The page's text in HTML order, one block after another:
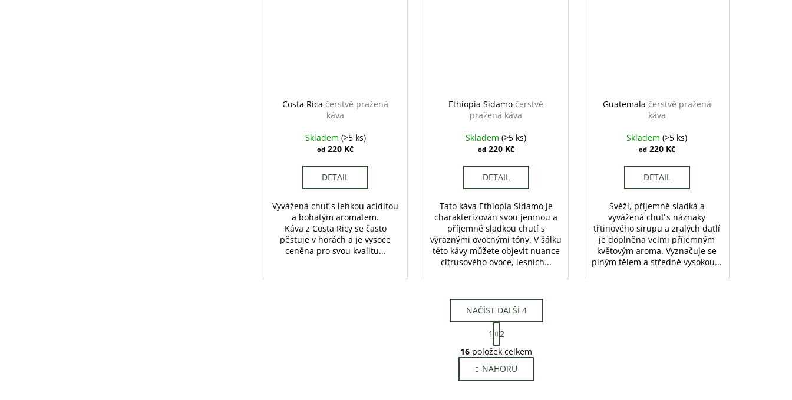
Costa Ricačerstvě pražená
káva
Skladem (>5 ks)
od 220 Kč
DETAIL
Vyvážená chuť s lehkou aciditou
a bohatým aromatem.
Káva z Costa Ricy se často
pěstuje v horách a je vysoce
ceněna pro svou kvalitu...
Ethiopia Sidamočerstvě
pražená káva
Skladem(>5 ks)
od220 Kč
DETAIL
Tato káva Ethiopia Sidamo je
charakterizován svou jemnou a
příjemně sladkou chutí s
výraznými ovocnými tóny. V šálku
této kávy můžete objevit nuance
citrusového ovoce, lesních...
Guatemala čerstvě pražená
káva
Skladem(>5 ks)
od220 Kč
DETAIL
Svěží, příjemně sladká a
vyvážená chuť s náznaky
třtinového sirupu a zralých datlí
je doplněna velmi příjemným
květovým aroma. Vyznačuje se
plným tělem a středně vysokou...
O
v
l
á
NAČÍST DALŠÍ 4
S
t
r
á
n
k
1
2
16 položek celkem
NAHORU